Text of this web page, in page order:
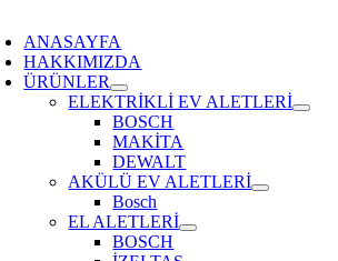
ANASAYFA
HAKKIMIZDA
ÜRÜNLER
ELEKTRİKLİ EV ALETLERİ
BOSCH
MAKİTA
DEWALT
AKÜLÜ EV ALETLERİ
Bosch
EL ALETLERİ
BOSCH